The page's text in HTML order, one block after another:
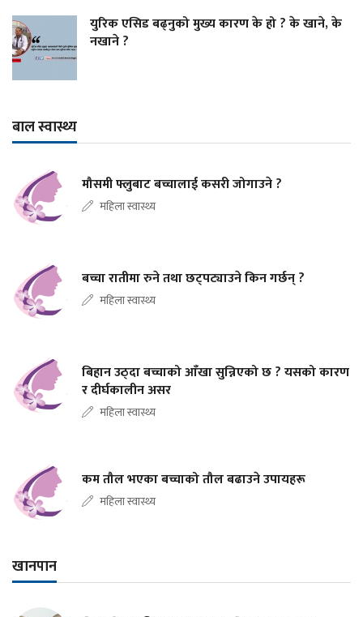
युरिक एसिड बढ्नुको मुख्य कारण के हो ? के खाने, के
नखाने ?
बाल स्वास्थ्य
मौसमी फ्लुबाट बच्चालाई कसरी जोगाउने ?
महिला स्वास्थ्य
बच्चा रातीमा रुने तथा छट्पट्याउने किन गर्छन् ?
महिला स्वास्थ्य
बिहान उठ्दा बच्चाको आँखा सुन्निएको छ ? यसको कारण
र दीर्घकालीन असर
महिला स्वास्थ्य
कम तौल भएका बच्चाको तौल बढाउने उपायहरू
महिला स्वास्थ्य
खानपान